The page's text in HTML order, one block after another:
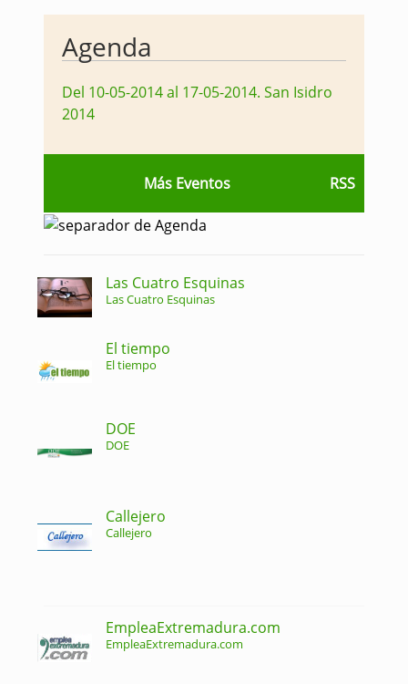
Agenda
Del 10-05-2014 al 17-05-2014. San Isidro
2014
Más Eventos RSS
Las Cuatro Esquinas
Las Cuatro Esquinas
El tiempo
El tiempo
DOE
DOE
Callejero
Callejero
EmpleaExtremadura.com
EmpleaExtremadura.com